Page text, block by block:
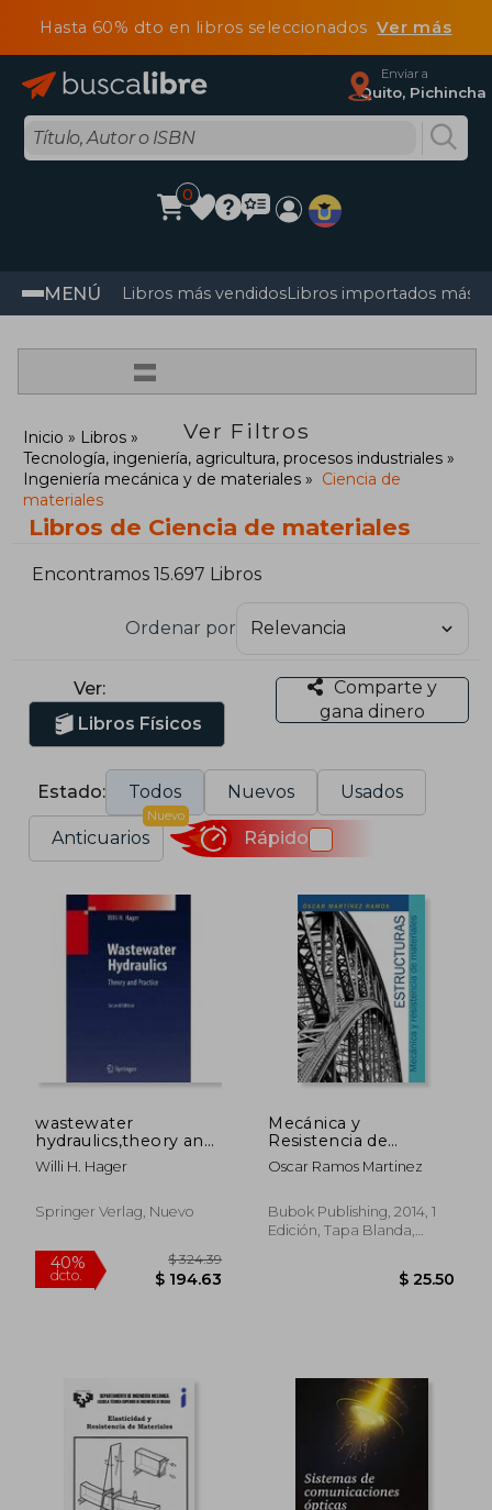
Hasta 60% dto en libros seleccionadosVer más
Enviar a
Quito, Pichincha
0
MENÚ Libros más vendidosLibros importados más
=
Ver Filtros
Inicio
Libros
Tecnología, ingeniería, agricultura, procesos industriales
Ingeniería mecánica y de materiales
Ciencia de
materiales
Libros de Ciencia de materiales
Encontramos 15.697 Libros
Ordenar por
Ver:
Libros Físicos
Comparte y
gana dinero
Estado: Todos Nuevos Usados
Anticuarios
Nuevo
Rápido
wastewater
hydraulics,theory and
practice
Willi H. Hager
Springer Verlag, Nuevo
40%
$ 194.63
Mecánica y
Resistencia de
Materiales
Oscar Ramos Martinez
Bubok Publishing, 2014, 1
Edición, Tapa Blanda,